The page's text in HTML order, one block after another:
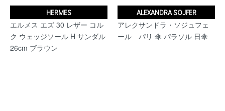
HERMES
エルメス エズ 30 レザー コル
ク ウェッジソール H サンダル
26cm ブラウン
ALEXANDRA SOJFER
アレクサンドラ・ソジュフェ
ール パリ 傘 パラソル 日傘